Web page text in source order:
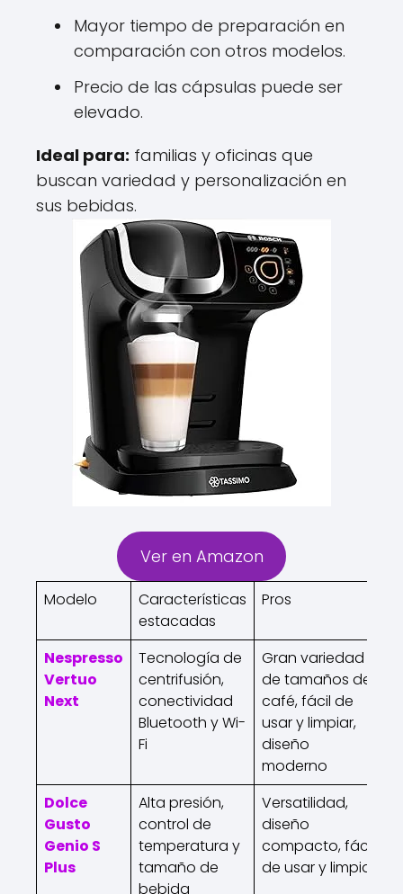
Mayor tiempo de preparación en
comparación con otros modelos.
Precio de las cápsulas puede ser
elevado.
Ideal para: familias y oficinas que
buscan variedad y personalización en
sus bebidas.
Ver en Amazon
Modelo
Características
estacadas
Pros
Nespresso
Vertuo
Next
Tecnología de
centrifusión,
conectividad
Bluetooth y Wi-
Fi
Gran variedad
de tamaños de
café, fácil de
usar y limpiar,
diseño
moderno
Dolce
Gusto
Genio S
Plus
Alta presión,
control de
temperatura y
tamaño de
bebida
Versatilidad,
diseño
compacto, fácil
de usar y limpiar